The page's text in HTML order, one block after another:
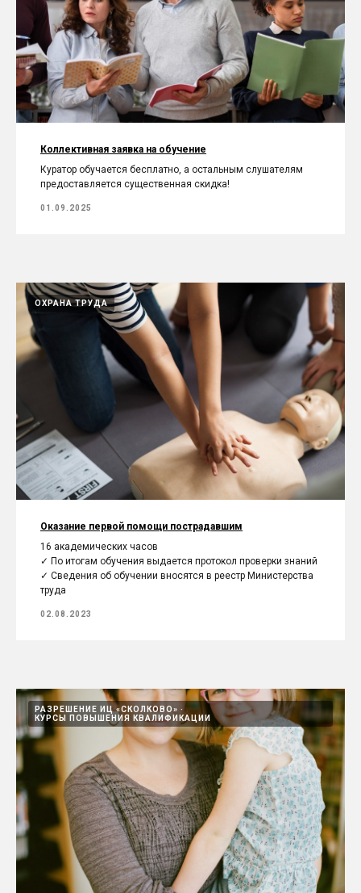
Коллективная заявка на обучение
Куратор обучается бесплатно, а остальным слушателям
предоставляется существенная скидка!
01.09.2025
ОХРАНА ТРУДА
Оказание первой помощи пострадавшим
16 академических часов
✓ По итогам обучения выдается протокол проверки знаний
✓ Сведения об обучении вносятся в реестр Министерства
труда
02.08.2023
РАЗРЕШЕНИЕ ИЦ «СКОЛКОВО»
КУРСЫ ПОВЫШЕНИЯ КВАЛИФИКАЦИИ